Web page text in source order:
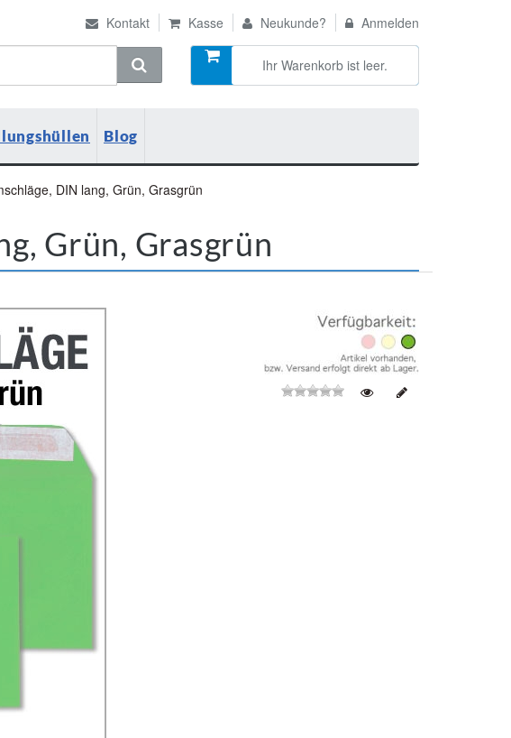
Kontakt Kasse Neukunde? Anmelden
Ihr Warenkorb ist leer.
Blog
DIN lang, Grün, Grasgrün
Grün, Grasgrün